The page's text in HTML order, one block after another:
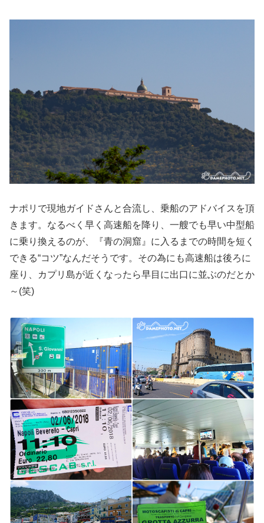
ナポリで現地ガイドさんと合流し、乗船のアドバイスを頂
きます。なるべく早く高速船を降り、一艘でも早い中型船
に乗り換えるのが、『青の洞窟』に入るまでの時間を短く
できる“コツ”なんだそうです。その為にも高速船は後ろに
座り、カプリ島が近くなったら早目に出口に並ぶのだとか
～(笑)